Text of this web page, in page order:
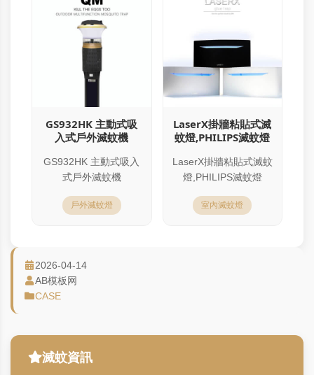
GS932HK 主動式吸
入式戶外滅蚊機
GS932HK 主動式吸入
式戶外滅蚊機
戶外滅蚊燈
LaserX掛牆粘貼式滅
蚊燈,PHILIPS滅蚊燈
LaserX掛牆粘貼式滅蚊
燈,PHILIPS滅蚊燈
室內滅蚊燈
2026-04-14
AB模板网
CASE
滅蚊資訊